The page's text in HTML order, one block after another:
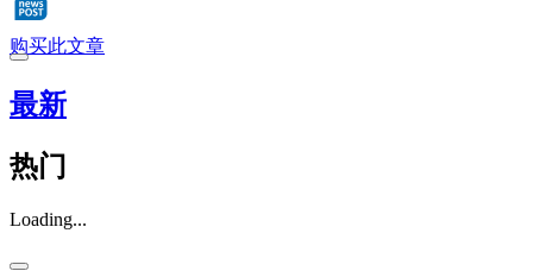
购买此文章
最新
热门
Loading...